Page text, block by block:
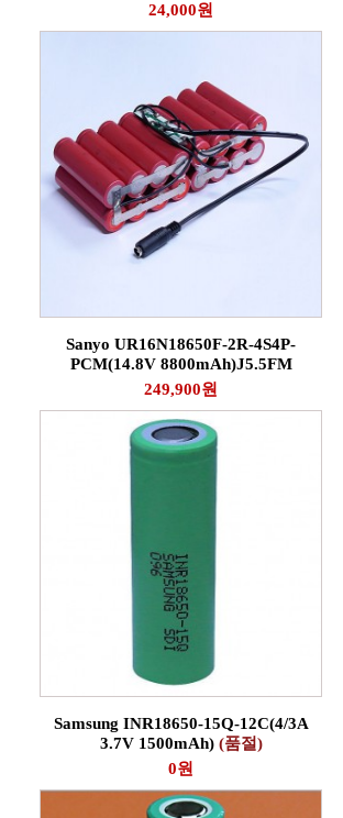
24,000원
Sanyo UR16N18650F-2R-4S4P-
PCM(14.8V 8800mAh)J5.5FM
249,900원
Samsung INR18650-15Q-12C(4/3A
3.7V 1500mAh) (품절)
0원